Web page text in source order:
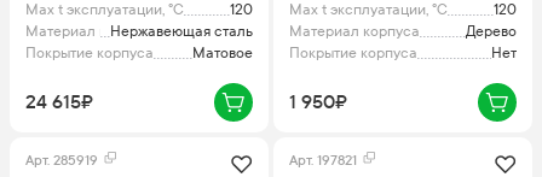
Max t эксплуатации, °C
120
Материал корпусаНержавеющая сталь
Покрытие корпуса
Матовое
24 615₽
Max t эксплуатации, °C
120
Материал корпуса
Дерево
Покрытие корпуса
Нет
1 950₽
Арт. 285919 Арт. 197821